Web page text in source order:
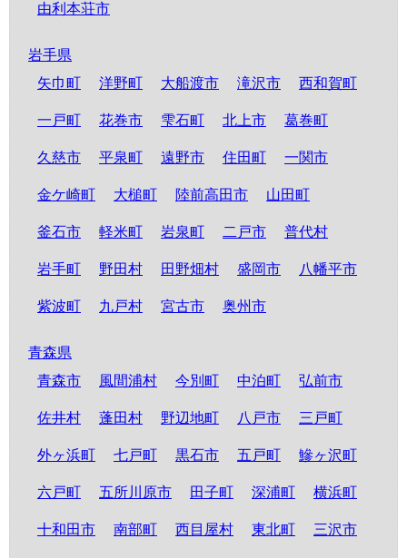
由利本荘市
岩手県
矢巾町
洋野町 大船渡市 滝沢市 西和賀町
一戸町 花巻市 雫石町 北上市 葛巻町
久慈市 平泉町 遠野市 住田町 一関市
金ケ崎町 大槌町 陸前高田市 山田町
釜石市 軽米町 岩泉町 二戸市 普代村
岩手町 野田村 田野畑村 盛岡市 八幡平市
紫波町 九戸村 宮古市 奥州市
青森県
青森市
風間浦村 今別町 中泊町 弘前市
佐井村 蓬田村 野辺地町 八戸市 三戸町
外ヶ浜町 七戸町 黒石市 五戸町 鰺ヶ沢町
六戸町 五所川原市 田子町 深浦町 横浜町
十和田市 南部町 西目屋村 東北町 三沢市